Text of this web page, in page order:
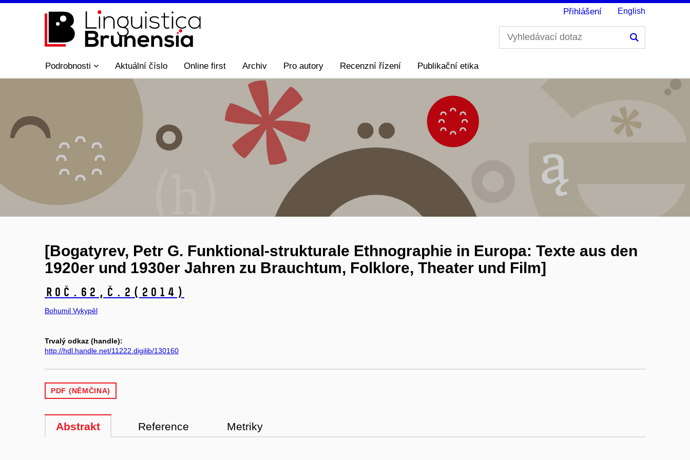
Přihlášení English
Podrobnosti Aktuální číslo Online first Archiv Pro autory Recenzní řízení Publikační etika
[Bogatyrev, Petr G. Funktional-strukturale Ethnographie in Europa: Texte aus den
1920er und 1930er Jahren zu Brauchtum, Folklore, Theater und Film]
Roč.62, č.2 (2014)
Bohumil Vykypěl
Trvalý odkaz (handle):
http://hdl.handle.net/11222.digilib/130160
PDF (NĚMČINA)
Abstrakt Reference Metriky